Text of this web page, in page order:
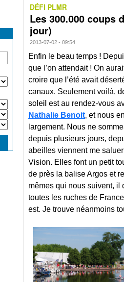
DÉFI PLMR
Les 300.000 coups
jour)
2013-07-02 - 09:54
Enfin le beau temps !
que l’on attendait ! On
croire que l’été avait
canaux. Seulement voilà,
soleil est au rendez-vous
Nathalie Benoit, et nous
largement. Nous ne
depuis plusieurs jours,
abeilles viennent me
Vision. Elles font un petit
de près la balise Argos et
mêmes qui nous suivent, il
toutes les ruches de
est. Je trouve néanmoins